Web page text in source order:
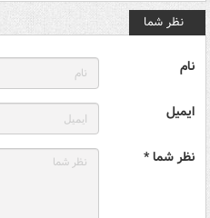
نظر شما
نام
ایمیل
نظر شما *